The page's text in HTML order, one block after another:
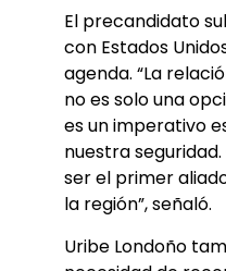
El precandidato
con Estados
agenda. “La
no es solo una
es un imperativo
nuestra
ser el primer
la región”, señaló.
Uribe Londoño